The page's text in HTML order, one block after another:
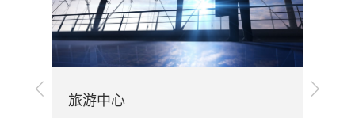
上
下
旅游中心